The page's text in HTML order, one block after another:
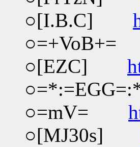
○[I.B.C]
○[EZC]
○=mV=
○[MJ30s]